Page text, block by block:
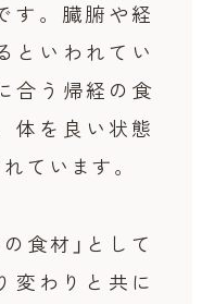
す。 臓腑や経
といわれてい
合う帰経の食
体を良い状態
ています。
食材」として
変わりと共に